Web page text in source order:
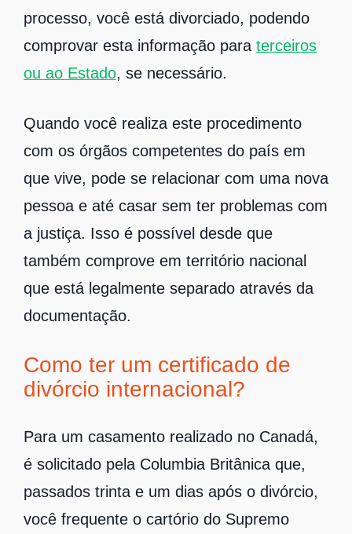
processo, você está divorciado, podendo
comprovar esta informação para terceiros
ou ao Estado, se necessário.
Quando você realiza este procedimento
com os órgãos competentes do país em
que vive, pode se relacionar com uma nova
pessoa e até casar sem ter problemas com
a justiça. Isso é possível desde que
também comprove em território nacional
que está legalmente separado através da
documentação.
Como ter um certificado de
divórcio internacional?
Para um casamento realizado no Canadá,
é solicitado pela Columbia Britânica que,
passados trinta e um dias após o divórcio,
você frequente o cartório do Supremo